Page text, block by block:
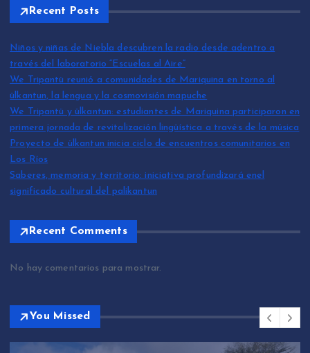
Recent Posts
Niños y niñas de Niebla descubren la radio desde adentro a
través del laboratorio “Escuelas al Aire”
We Tripantü reunió a comunidades de Mariquina en torno al
ülkantun, la lengua y la cosmovisión mapuche
We Tripantü y ülkantun: estudiantes de Mariquina participaron en
primera jornada de revitalización lingüística a través de la música
Proyecto de ülkantun inicia ciclo de encuentros comunitarios en
Los Ríos
Saberes, memoria y territorio: iniciativa profundizará enel
significado cultural del palikantun
Recent Comments
No hay comentarios para mostrar.
You Missed